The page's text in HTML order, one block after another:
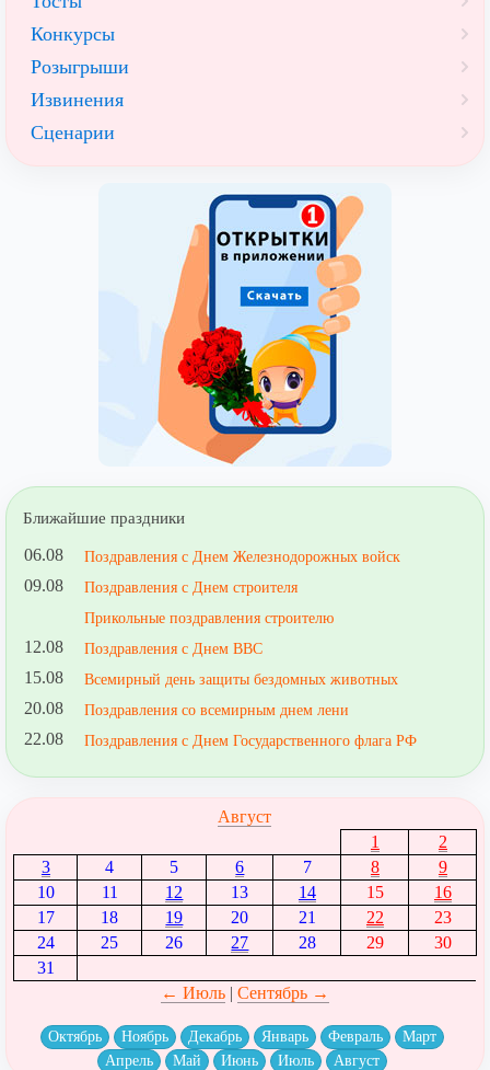
Конкурсы
Розыгрыши
Извинения
Сценарии
Ближайшие праздники
06.08 Поздравления с Днем Железнодорожных войск
09.08
Поздравления с Днем строителя
Прикольные поздравления строителю
12.08 Поздравления с Днем ВВС
15.08 Всемирный день защиты бездомных животных
20.08 Поздравления со всемирным днем лени
22.08 Поздравления с Днем Государственного флага РФ
Август
1
2
3
4 5 6 7 8
9
10
11 12 13 14 15
16
17
18 19 20 21 22
23
24
25 26 27 28 29
30
31
← Июль| Сентябрь →
Октябрь Ноябрь Декабрь Январь Февраль
Март
Апрель
Май Июнь Июль Август